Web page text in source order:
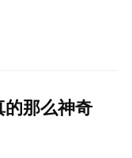
的那么神奇